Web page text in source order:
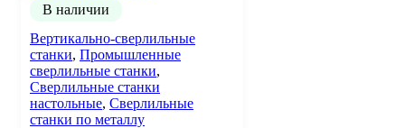
В наличии
Вертикально-сверлильные
станки, Промышленные
сверлильные станки,
Сверлильные станки
настольные, Сверлильные
станки по металлу